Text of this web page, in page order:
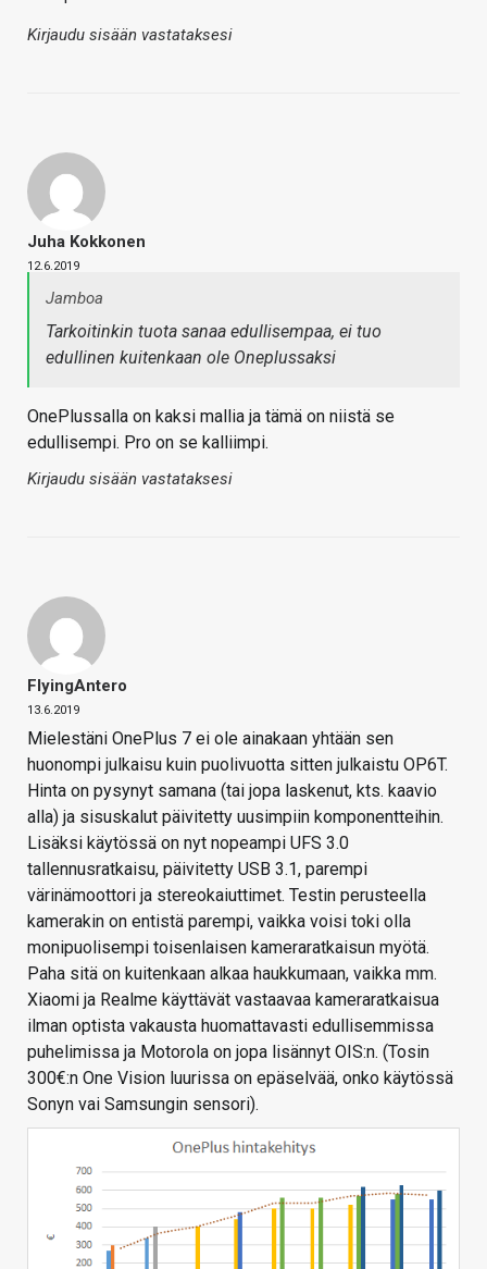
Kirjaudu sisään vastataksesi
Juha Kokkonen
12.6.2019
Jamboa
Tarkoitinkin tuota sanaa edullisempaa, ei tuo
edullinen kuitenkaan ole Oneplussaksi
OnePlussalla on kaksi mallia ja tämä on niistä se
edullisempi. Pro on se kalliimpi.
Kirjaudu sisään vastataksesi
FlyingAntero
13.6.2019
Mielestäni OnePlus 7 ei ole ainakaan yhtään sen
huonompi julkaisu kuin puolivuotta sitten julkaistu OP6T.
Hinta on pysynyt samana (tai jopa laskenut, kts. kaavio
alla) ja sisuskalut päivitetty uusimpiin komponentteihin.
Lisäksi käytössä on nyt nopeampi UFS 3.0
tallennusratkaisu, päivitetty USB 3.1, parempi
värinämoottori ja stereokaiuttimet. Testin perusteella
kamerakin on entistä parempi, vaikka voisi toki olla
monipuolisempi toisenlaisen kameraratkaisun myötä.
Paha sitä on kuitenkaan alkaa haukkumaan, vaikka mm.
Xiaomi ja Realme käyttävät vastaavaa kameraratkaisua
ilman optista vakausta huomattavasti edullisemmissa
puhelimissa ja Motorola on jopa lisännyt OIS:n. (Tosin
300€:n One Vision luurissa on epäselvää, onko käytössä
Sonyn vai Samsungin sensori).